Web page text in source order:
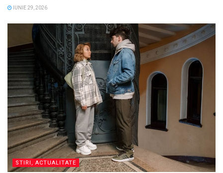
IUNIE 29, 2026
STIRI, ACTUALITATE